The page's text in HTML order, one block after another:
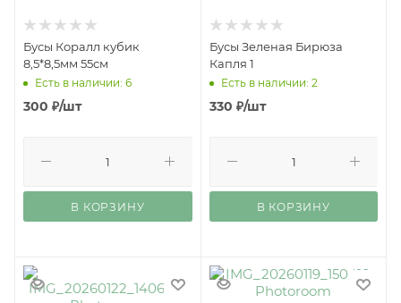
Бусы Коралл кубик
8,5*8,5мм 55см
Есть в наличии: 6
300 ₽/шт
В КОРЗИНУ
Бусы Зеленая Бирюза
Капля 1
Есть в наличии: 2
330 ₽/шт
В КОРЗИНУ